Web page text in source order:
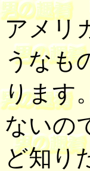
アメリ
うなも
ります
ないの
ど知り